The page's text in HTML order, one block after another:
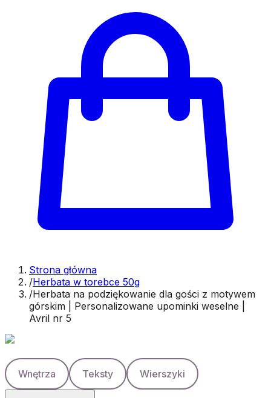
Strona główna
/Herbata w torebce 50g
/Herbata na podziękowanie dla gości z motywem
górskim | Personalizowane upominki weselne |
Avril nr 5
Wnętrza Teksty Wierszyki